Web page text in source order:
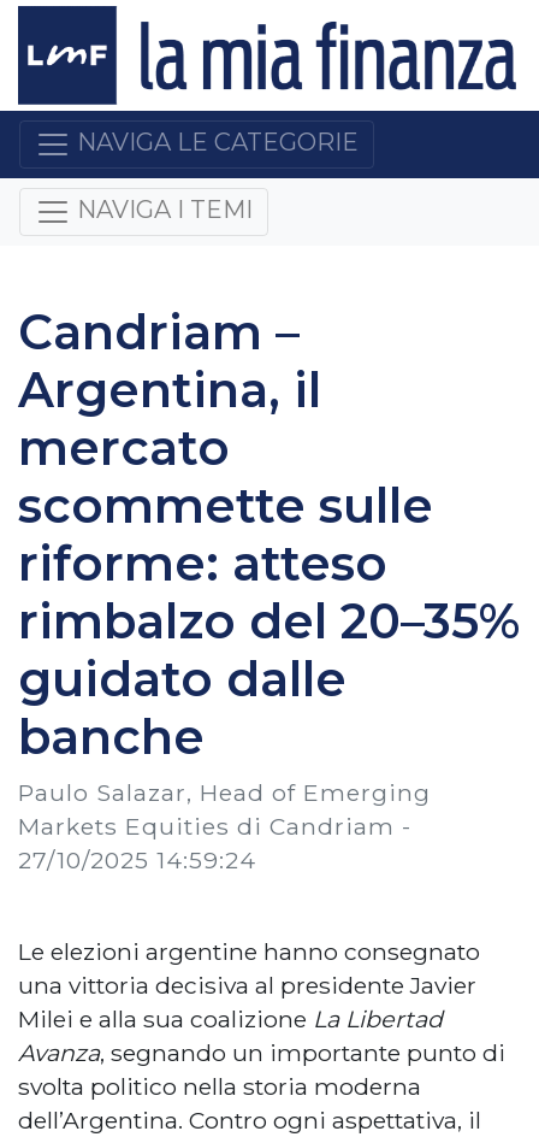
NAVIGA LE CATEGORIE
NAVIGA I TEMI
Candriam –
Argentina, il
mercato
scommette sulle
riforme: atteso
rimbalzo del 20–35%
guidato dalle
banche
Paulo Salazar, Head of Emerging
Markets Equities di Candriam -
27/10/2025 14:59:24
Le elezioni argentine hanno consegnato
una vittoria decisiva al presidente Javier
Milei e alla sua coalizione La Libertad
Avanza, segnando un importante punto di
svolta politico nella storia moderna
dell’Argentina. Contro ogni aspettativa, il